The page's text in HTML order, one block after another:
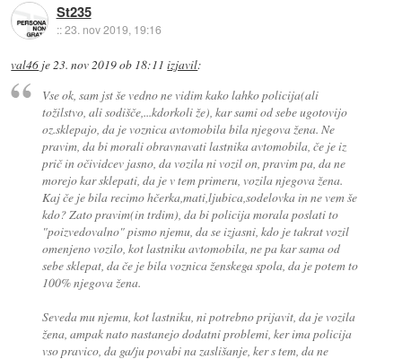
St235
::23. nov 2019, 19:16
val46 je23. nov 2019 ob 18:11 izjavil:
Vse ok, sam jst še vedno ne vidim kako lahko policija(ali
tožilstvo, ali sodišče,...kdorkoli že), kar sami od sebe ugotovijo
oz.sklepajo, da je voznica avtomobila bila njegova žena. Ne
pravim, da bi morali obravnavati lastnika avtomobila, če je iz
prič in očividcev jasno, da vozila ni vozil on, pravim pa, da ne
morejo kar sklepati, da je v tem primeru, vozila njegova žena.
Kaj če je bila recimo hčerka,mati,ljubica,sodelovka in ne vem še
kdo? Zato pravim(in trdim), da bi policija morala poslati to
"poizvedovalno" pismo njemu, da se izjasni, kdo je takrat vozil
omenjeno vozilo, kot lastniku avtomobila, ne pa kar sama od
sebe sklepat, da če je bila voznica ženskega spola, da je potem to
100% njegova žena.
Seveda mu njemu, kot lastniku, ni potrebno prijavit, da je vozila
žena, ampak nato nastanejo dodatni problemi, ker ima policija
vso pravico, da ga/ju povabi na zaslišanje, ker s tem, da ne